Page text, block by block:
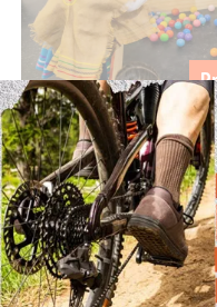
Cine, jazz,
agosto tiene
06/08/